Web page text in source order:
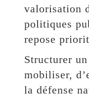
valorisation
politiques
repose
Structurer
mobiliser,
la défense